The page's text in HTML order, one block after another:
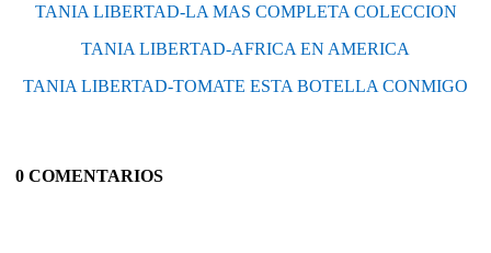
TANIA LIBERTAD-LA MAS COMPLETA COLECCION
TANIA LIBERTAD-AFRICA EN AMERICA
TANIA LIBERTAD-TOMATE ESTA BOTELLA CONMIGO
0 COMENTARIOS